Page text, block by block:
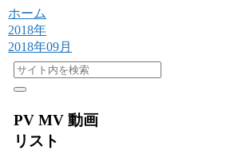
ホーム
2018年
2018年09月
PV MV 動画
リスト